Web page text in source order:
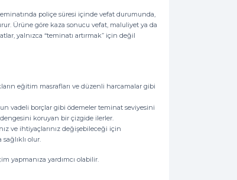
poliçe süresi içinde vefat durumunda,
Ürüne göre kaza sonucu vefat, maluliyet ya da
yalnızca “teminatı artırmak” için değil
eğitim masrafları ve düzenli harcamalar gibi
vadeli borçlar gibi ödemeler teminat seviyesini
koruyan bir çizgide ilerler.
ve ihtiyaçlarınız değişebileceği için
olur.
yapmanıza yardımcı olabilir.